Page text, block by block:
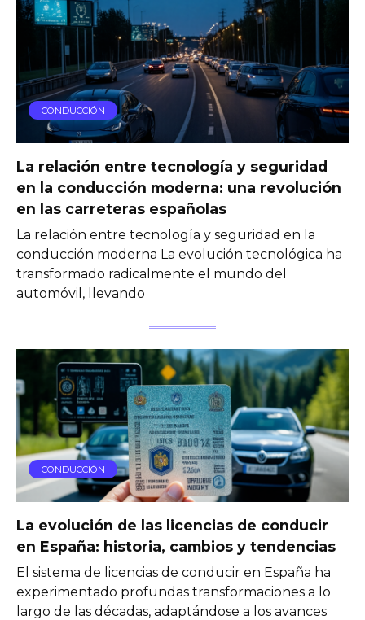
CONDUCCIÓN
La relación entre tecnología y seguridad
en la conducción moderna: una revolución
en las carreteras españolas
La relación entre tecnología y seguridad en la
conducción moderna La evolución tecnológica ha
transformado radicalmente el mundo del
automóvil, llevando
CONDUCCIÓN
La evolución de las licencias de conducir
en España: historia, cambios y tendencias
El sistema de licencias de conducir en España ha
experimentado profundas transformaciones a lo
largo de las décadas, adaptándose a los avances